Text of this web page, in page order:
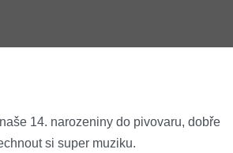
14. narozeniny do pivovaru, dobře
si super muziku.